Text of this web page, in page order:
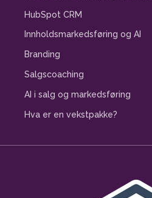
HubSpot CRM
Innholdsmarkedsføring og AI
Branding
Salgscoaching
AI i salg og markedsføring
Hva er en vekstpakke?